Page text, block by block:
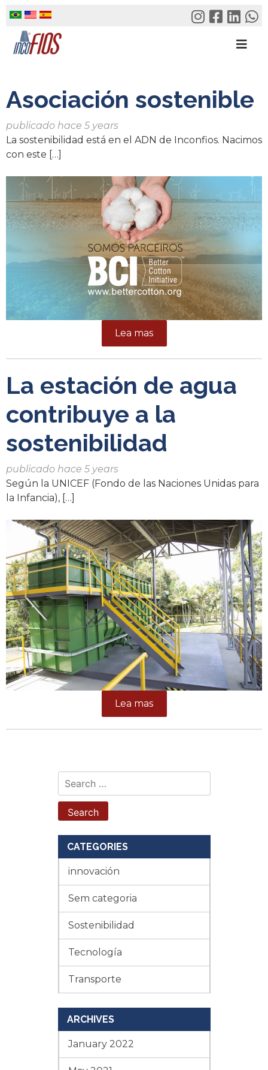
content
Search
for:
CATEGORIES
innovación
Sem categoria
Sostenibilidad
Tecnología
Transporte
ARCHIVES
January 2022
Asociación sostenible
publicado hace 5 years
La sostenibilidad está en el ADN de Inconfios. Nacimos
con este […]
Lea mas
La estación de agua
contribuye a la
sostenibilidad
publicado hace 5 years
Según la UNICEF (Fondo de las Naciones Unidas para
la Infancia), […]
Lea mas